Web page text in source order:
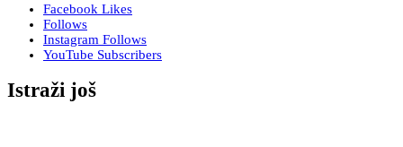
Facebook Likes
Follows
Instagram Follows
YouTube Subscribers
Istraži još